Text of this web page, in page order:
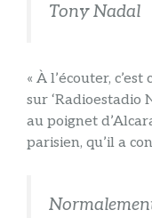
Tony Nadal
« À l’écouter,
sur ‘Radioestadio
au poignet
parisien, qu’il a